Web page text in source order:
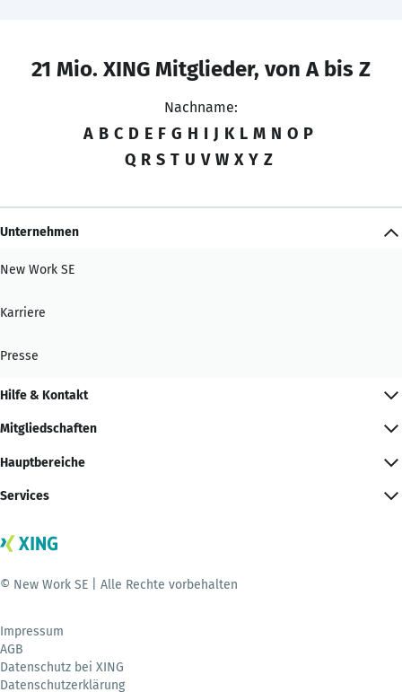
21 Mio. XING Mitglieder, von A bis Z
Nachname:
A B C D E F G H I J K L M N O P
Q R S T U V W X Y Z
Unternehmen
New Work SE
Karriere
Presse
Hilfe & Kontakt
Mitgliedschaften
Hauptbereiche
Services
© New Work SE | Alle Rechte vorbehalten
Impressum
AGB
Datenschutz bei XING
Datenschutzerklärung